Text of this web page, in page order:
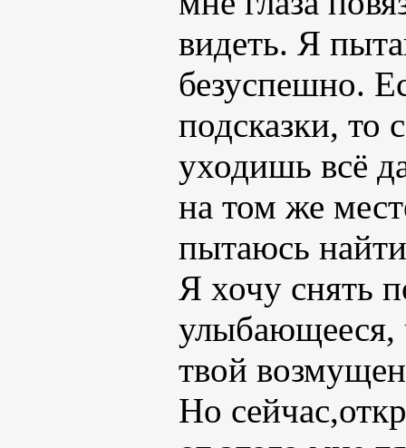
видеть. Я
безуспешно.
подсказки, то
уходишь всё
на том же
пытаюсь
Я хочу снять
улыбающееся,
твой
Но